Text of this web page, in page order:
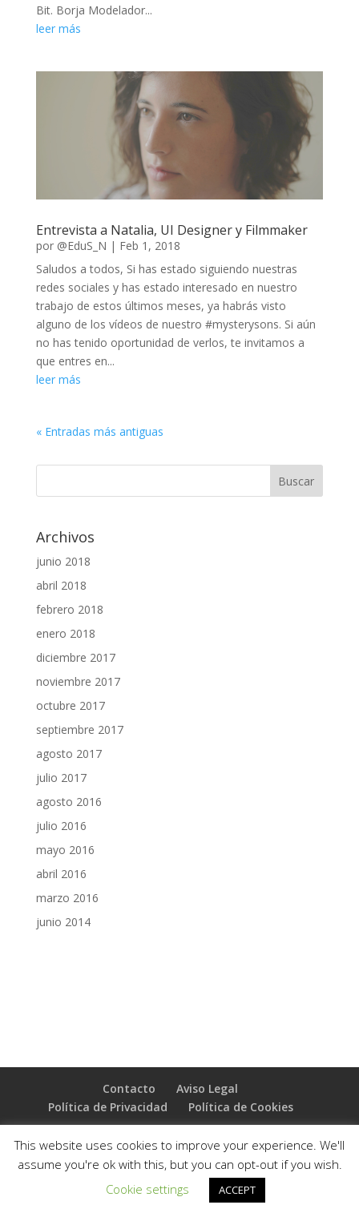
Bit. Borja Modelador...
leer más
Entrevista a Natalia, UI Designer y Filmmaker
por @EduS_N | Feb 1, 2018
Saludos a todos, Si has estado siguiendo nuestras
redes sociales y has estado interesado en nuestro
trabajo de estos últimos meses, ya habrás visto
alguno de los vídeos de nuestro #mysterysons. Si aún
no has tenido oportunidad de verlos, te invitamos a
que entres en...
leer más
« Entradas más antiguas
Archivos
junio 2018
abril 2018
febrero 2018
enero 2018
diciembre 2017
noviembre 2017
octubre 2017
septiembre 2017
agosto 2017
julio 2017
agosto 2016
julio 2016
mayo 2016
abril 2016
marzo 2016
junio 2014
Contacto
Aviso Legal
Política de Privacidad
Política de Cookies
Diseñado por Elegant Themes| Desarrollado por
WordPress
This website uses cookies to improve your experience. We'll
assume you're ok with this, but you can opt-out if you wish.
Cookie settings
ACCEPT